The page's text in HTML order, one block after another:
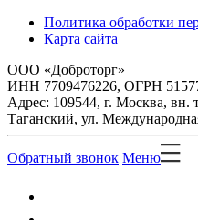
Политика обработки
Карта сайта
ООО «Доброторг»
ИНН 7709476226, ОГРН
Адрес: 109544, г. Москва, вн.
Таганский, ул.
Обратный звонок Меню